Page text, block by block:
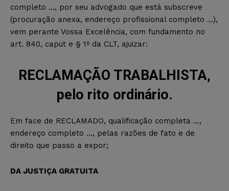
completo …, por seu advogado que está subscreve
(procuração anexa, endereço profissional completo …),
vem perante Vossa Excelência, com fundamento no
art. 840, caput e § 1º da CLT, ajuizar:
RECLAMAÇÃO TRABALHISTA,
pelo rito ordinário.
Em face de RECLAMADO, qualificação completa …,
endereço completo …, pelas razões de fato e de
direito que passo a expor;
DA JUSTIÇA GRATUITA